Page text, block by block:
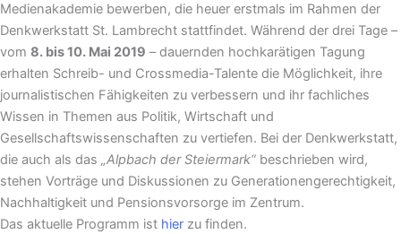
Medienakademie bewerben, die heuer erstmals im Rahmen der
Denkwerkstatt St. Lambrecht stattfindet. Während der drei Tage –
vom 8. bis 10. Mai 2019 – dauernden hochkarätigen Tagung
erhalten Schreib- und Crossmedia-Talente die Möglichkeit, ihre
journalistischen Fähigkeiten zu verbessern und ihr fachliches
Wissen in Themen aus Politik, Wirtschaft und
Gesellschaftswissenschaften zu vertiefen. Bei der Denkwerkstatt,
die auch als das „Alpbach der Steiermark“ beschrieben wird,
stehen Vorträge und Diskussionen zu Generationengerechtigkeit,
Nachhaltigkeit und Pensionsvorsorge im Zentrum.
Das aktuelle Programm ist hier zu finden.